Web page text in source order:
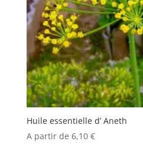
Huile essentielle d’ Aneth
A partir de 6,10 €